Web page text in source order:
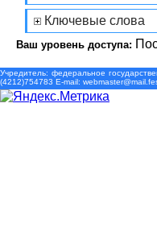
Ключевые слова
Ваш уровень доступа:
Учредитель: федеральное
(4212)754783 Е-mail: